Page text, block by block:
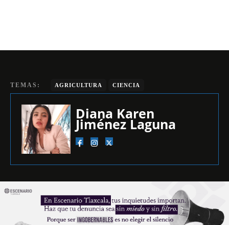
TEMAS: AGRICULTURA CIENCIA
Diana Karen
Jiménez Laguna